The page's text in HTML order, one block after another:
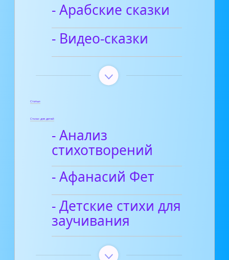
- Арабские сказки
- Видео-сказки
Статьи
Стихи для детей
- Анализ
стихотворений
- Афанасий Фет
- Детские стихи для
заучивания